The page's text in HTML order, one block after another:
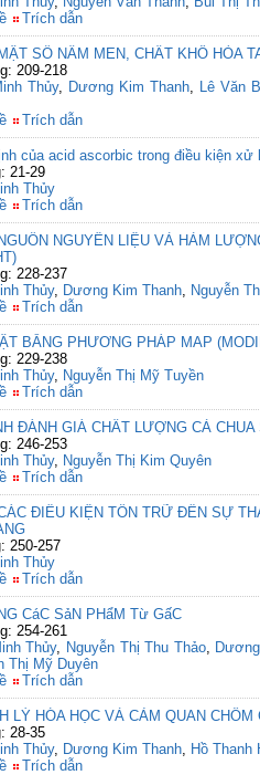
Trích dẫn
SỐ NẤM MEN, CHẤT KHÔ HÒA
209-218
Thủy, Dương Kim Thanh, Lê Văn
Trích dẫn
của acid ascorbic trong điều kiện
21-29
Thủy
Trích dẫn
NGUYÊN LIỆU VÀ HÀM
228-237
Thủy, Dương Kim Thanh, Nguyễn
Trích dẫn
BẰNG PHƯƠNG PHÁP MAP
229-238
Thủy, Nguyễn Thị Mỹ Tuyền
Trích dẫn
ĐÁNH GIÁ CHẤT LƯỢNG CÀ CHUA
246-253
Thủy, Nguyễn Thị Kim Quyên
Trích dẫn
ĐIỀU KIỆN TỒN TRỮ ĐẾN SỰ
250-257
Thủy
Trích dẫn
CáC SảN PHẩM Từ GấC
254-261
Thủy, Nguyễn Thị Thu Thảo,
Thị Mỹ Duyên
Trích dẫn
LÝ HÓA HỌC VÀ CẢM QUAN
28-35
Thủy, Dương Kim Thanh, Hồ Thanh
Trích dẫn